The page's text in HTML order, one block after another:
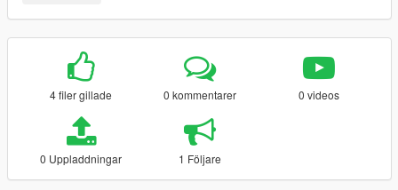
4 filer gillade 0 kommentarer 0 videos
0 Uppladdningar 1 Följare